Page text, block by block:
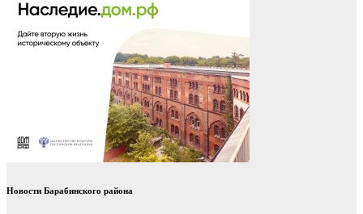
Новости Барабинского района